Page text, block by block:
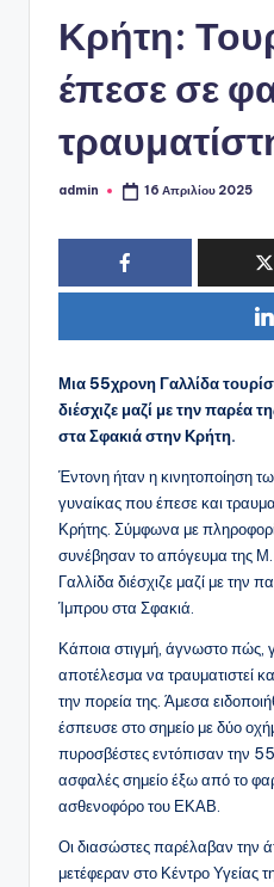
Κρήτη:
έπεσε σε
Συγγραφέας:
admin 16 Απριλίου 2025
Μια 55χρονη Γαλλίδα
διέσχιζε μαζί με την παρέα
στα Σφακιά στην Κρήτη.
Έντονη ήταν η κινητοποίηση
γυναίκας που έπεσε και
Κρήτης. Σύμφωνα με
συνέβησαν το απόγευμα της
Γαλλίδα διέσχιζε μαζί με την
Ίμπρου στα Σφακιά.
Κάποια στιγμή, άγνωστο πώς,
αποτέλεσμα να τραυματιστεί
την πορεία της. Άμεσα
έσπευσε στο σημείο με δύο
πυροσβέστες εντόπισαν την
ασφαλές σημείο έξω από το
ασθενοφόρο του ΕΚΑΒ.
Οι διασώστες παρέλαβαν την
μετέφεραν στο Κέντρο Υγείας